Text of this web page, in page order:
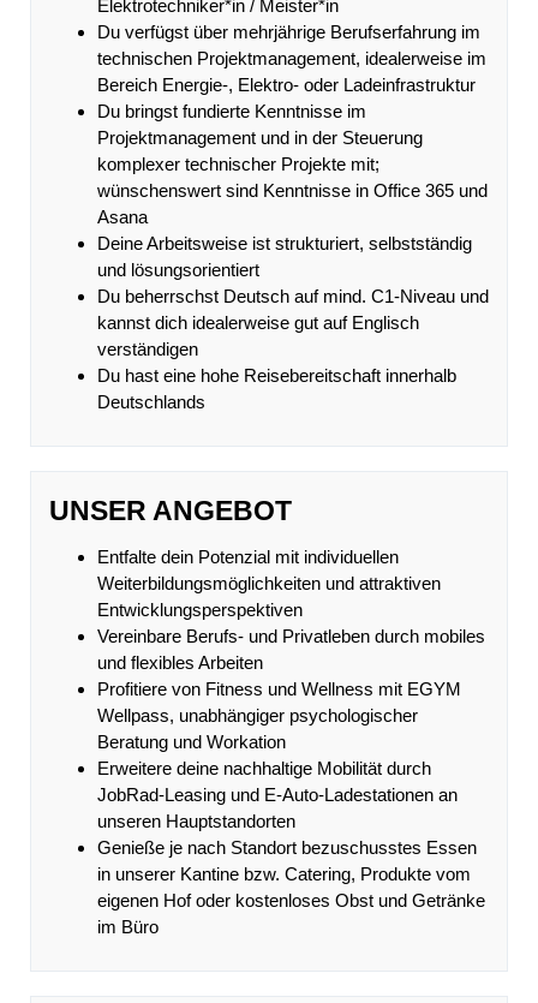
Elektrotechniker*in / Meister*in
Du verfügst über mehrjährige Berufserfahrung im
technischen Projektmanagement, idealerweise im
Bereich Energie-, Elektro- oder Ladeinfrastruktur
Du bringst fundierte Kenntnisse im
Projektmanagement und in der Steuerung
komplexer technischer Projekte mit;
wünschenswert sind Kenntnisse in Office 365 und
Asana
Deine Arbeitsweise ist strukturiert, selbstständig
und lösungsorientiert
Du beherrschst Deutsch auf mind. C1-Niveau und
kannst dich idealerweise gut auf Englisch
verständigen
Du hast eine hohe Reisebereitschaft innerhalb
Deutschlands
UNSER ANGEBOT
Entfalte dein Potenzial mit individuellen
Weiterbildungsmöglichkeiten und attraktiven
Entwicklungsperspektiven
Vereinbare Berufs- und Privatleben durch mobiles
und flexibles Arbeiten
Profitiere von Fitness und Wellness mit EGYM
Wellpass, unabhängiger psychologischer
Beratung und Workation
Erweitere deine nachhaltige Mobilität durch
JobRad-Leasing und E-Auto-Ladestationen an
unseren Hauptstandorten
Genieße je nach Standort bezuschusstes Essen
in unserer Kantine bzw. Catering, Produkte vom
eigenen Hof oder kostenloses Obst und Getränke
im Büro